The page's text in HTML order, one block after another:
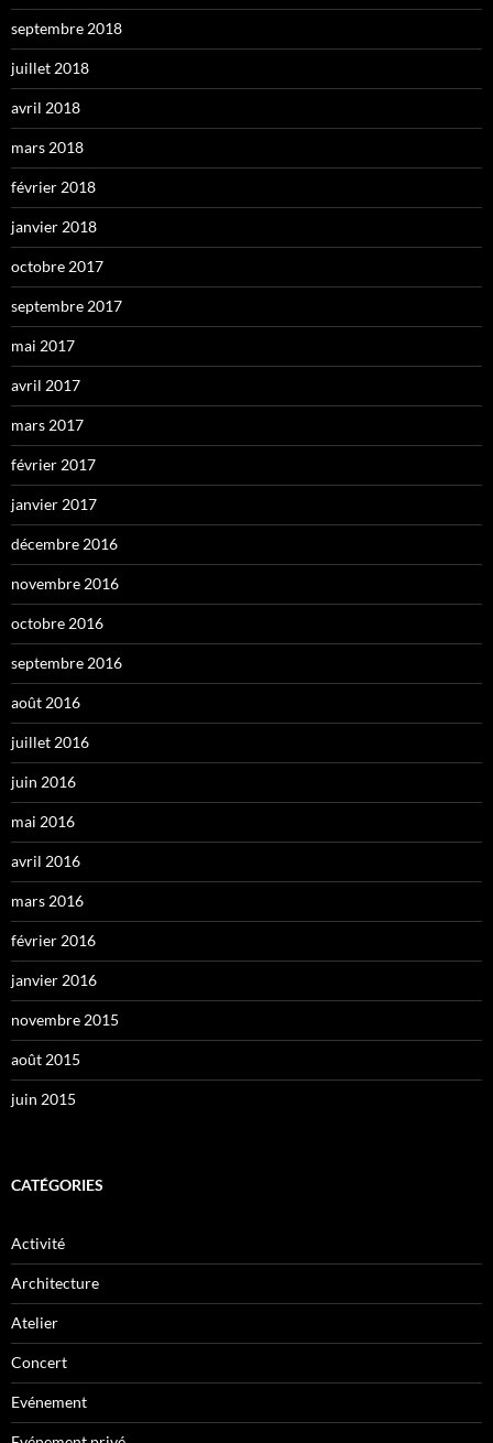
septembre 2018
juillet 2018
avril 2018
mars 2018
février 2018
janvier 2018
octobre 2017
septembre 2017
mai 2017
avril 2017
mars 2017
février 2017
janvier 2017
décembre 2016
novembre 2016
octobre 2016
septembre 2016
août 2016
juillet 2016
juin 2016
mai 2016
avril 2016
mars 2016
février 2016
janvier 2016
novembre 2015
août 2015
juin 2015
CATÉGORIES
Activité
Architecture
Atelier
Concert
Evénement